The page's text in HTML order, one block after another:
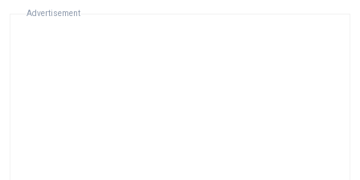
Advertisement